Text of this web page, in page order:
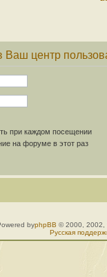
Ваш центр
при каждом посещении
на форуме в этот раз
byphpBB © 2000, 2002,
Русская